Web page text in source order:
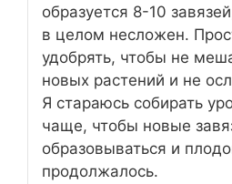
образуется 8-10
в целом несложен.
удобрять, чтобы не
новых растений и не
Я стараюсь собирать
чаще, чтобы новые
образовываться и
продолжалось.